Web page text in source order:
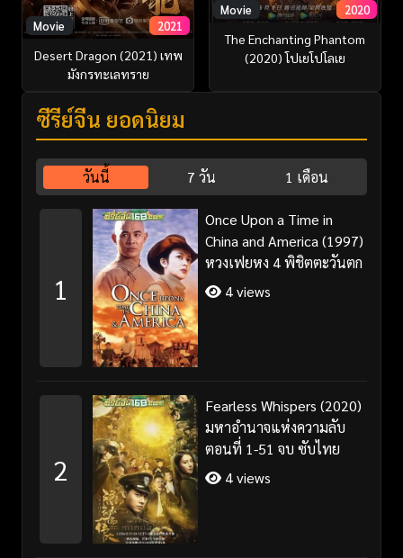
Movie 2021
Desert Dragon (2021) เทพ
มังกรทะเลทราย
Movie 2020
The Enchanting Phantom
(2020) โปเยโปโลเย
ซีรี่ย์จีน ยอดนิยม
วันนี้ 7 วัน 1 เดือน
1
Once Upon a Time in
China and America (1997)
หวงเฟยหง 4 พิชิตตะวันตก
4 views
2
Fearless Whispers (2020)
มหาอำนาจแห่งความลับ
ตอนที่ 1-51 จบ ซับไทย
4 views